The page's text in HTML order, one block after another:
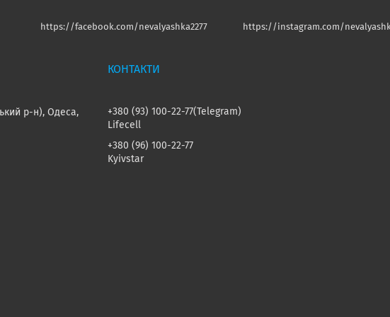
https://facebook.com/nevalyashka2277 https://instagram.com/
р-н), Одеса,
+380 (93) 100-22-77
Telegram
Lifecell
+380 (96) 100-22-77
Kyivstar